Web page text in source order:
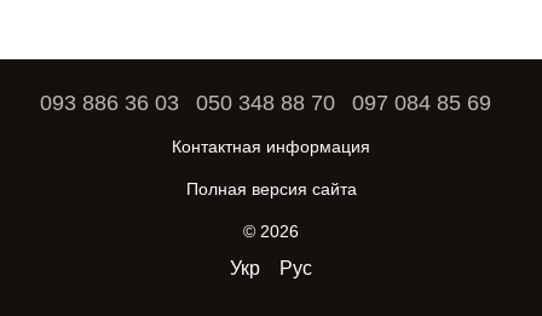
093 886 36 03 050 348 88 70 097 084 85 69
Контактная информация
Полная версия сайта
© 2026
Укр Рус